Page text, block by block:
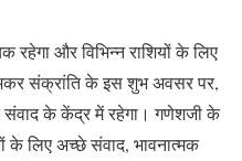
रहेगा और विभिन्न राशियों के लिए
संक्रांति के इस शुभ अवसर पर,
के केंद्र में रहेगा। गणेशजी के
के लिए अच्छे संवाद, भावनात्मक